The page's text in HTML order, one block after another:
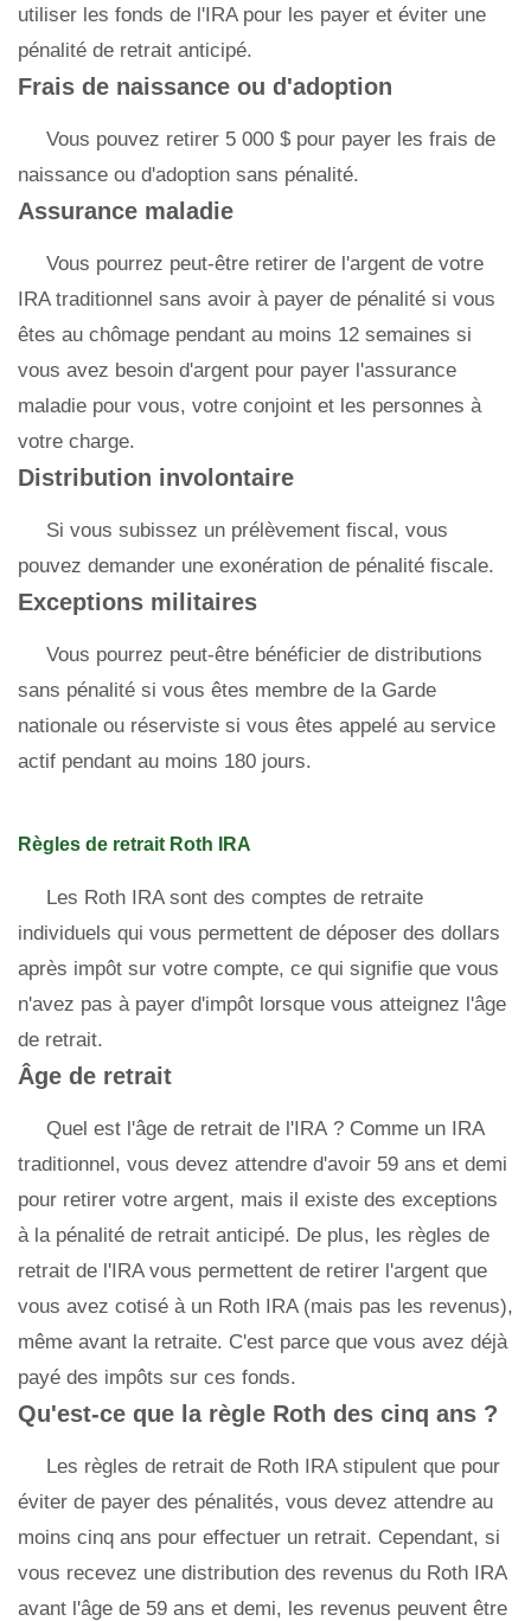
utiliser les fonds de l'IRA pour les payer et éviter une
pénalité de retrait anticipé.
Frais de naissance ou d'adoption
Vous pouvez retirer 5 000 $ pour payer les frais de
naissance ou d'adoption sans pénalité.
Assurance maladie
Vous pourrez peut-être retirer de l'argent de votre
IRA traditionnel sans avoir à payer de pénalité si vous
êtes au chômage pendant au moins 12 semaines si
vous avez besoin d'argent pour payer l'assurance
maladie pour vous, votre conjoint et les personnes à
votre charge.
Distribution involontaire
Si vous subissez un prélèvement fiscal, vous
pouvez demander une exonération de pénalité fiscale.
Exceptions militaires
Vous pourrez peut-être bénéficier de distributions
sans pénalité si vous êtes membre de la Garde
nationale ou réserviste si vous êtes appelé au service
actif pendant au moins 180 jours.
Règles de retrait Roth IRA
Les Roth IRA sont des comptes de retraite
individuels qui vous permettent de déposer des dollars
après impôt sur votre compte, ce qui signifie que vous
n'avez pas à payer d'impôt lorsque vous atteignez l'âge
de retrait.
Âge de retrait
Quel est l'âge de retrait de l'IRA ? Comme un IRA
traditionnel, vous devez attendre d'avoir 59 ans et demi
pour retirer votre argent, mais il existe des exceptions
à la pénalité de retrait anticipé. De plus, les règles de
retrait de l'IRA vous permettent de retirer l'argent que
vous avez cotisé à un Roth IRA (mais pas les revenus),
même avant la retraite. C'est parce que vous avez déjà
payé des impôts sur ces fonds.
Qu'est-ce que la règle Roth des cinq ans ?
Les règles de retrait de Roth IRA stipulent que pour
éviter de payer des pénalités, vous devez attendre au
moins cinq ans pour effectuer un retrait. Cependant, si
vous recevez une distribution des revenus du Roth IRA
avant l'âge de 59 ans et demi, les revenus peuvent être